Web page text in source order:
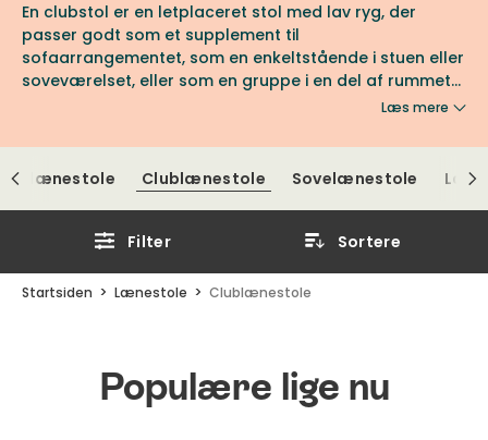
En clubstol er en letplaceret stol med lav ryg, der
passer godt som et supplement til
sofaarrangementet, som en enkeltstående i stuen eller
soveværelset, eller som en gruppe i en del af rummet
for en hyggelig og afslappet måde at mingle og
clubstole i stof, læder eller fåreskind. Opdag vores
brede udvalg af clubstole fra mange af markedets
førende producenter.
Læs mere
Clublænestole Sovelænestole
Filter Sortere
Startsiden Lænestole Clublænestole
Populære lige nu